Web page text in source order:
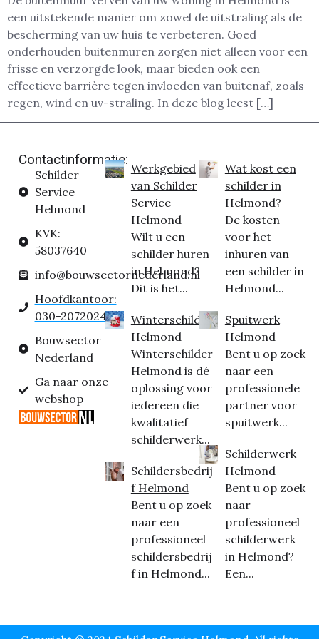
een uitstekende manier om zowel de uitstraling als de
bescherming van uw huis te verbeteren. Goed
onderhouden buitenmuren zorgen niet alleen voor een
frisse en verzorgde look, maar bieden ook een
effectieve barrière tegen invloeden van buitenaf, zoals
regen, wind en uv-straling. In deze blog leest […]
Contactinformatie:
Schilder
Service
Helmond
KVK:
58037640
info@bouwsectornederland.nl
Hoofdkantoor:
030-2072024
Bouwsector
Nederland
Ga naar onze
webshop
Werkgebied
van Schilder
Service
Helmond
Wilt u een
schilder huren
in Helmond?
Dit is het...
Winterschilder
Helmond
Winterschilder
Helmond is dé
oplossing voor
iedereen die
kwalitatief
schilderwerk...
Schildersbedrij
f Helmond
Bent u op zoek
naar een
professioneel
schildersbedrij
f in Helmond...
Wat kost een
schilder in
Helmond?
De kosten
voor het
inhuren van
een schilder in
Helmond...
Spuitwerk
Helmond
Bent u op zoek
naar een
professionele
partner voor
spuitwerk...
Schilderwerk
Helmond
Bent u op zoek
naar
professioneel
schilderwerk
in Helmond?
Een...